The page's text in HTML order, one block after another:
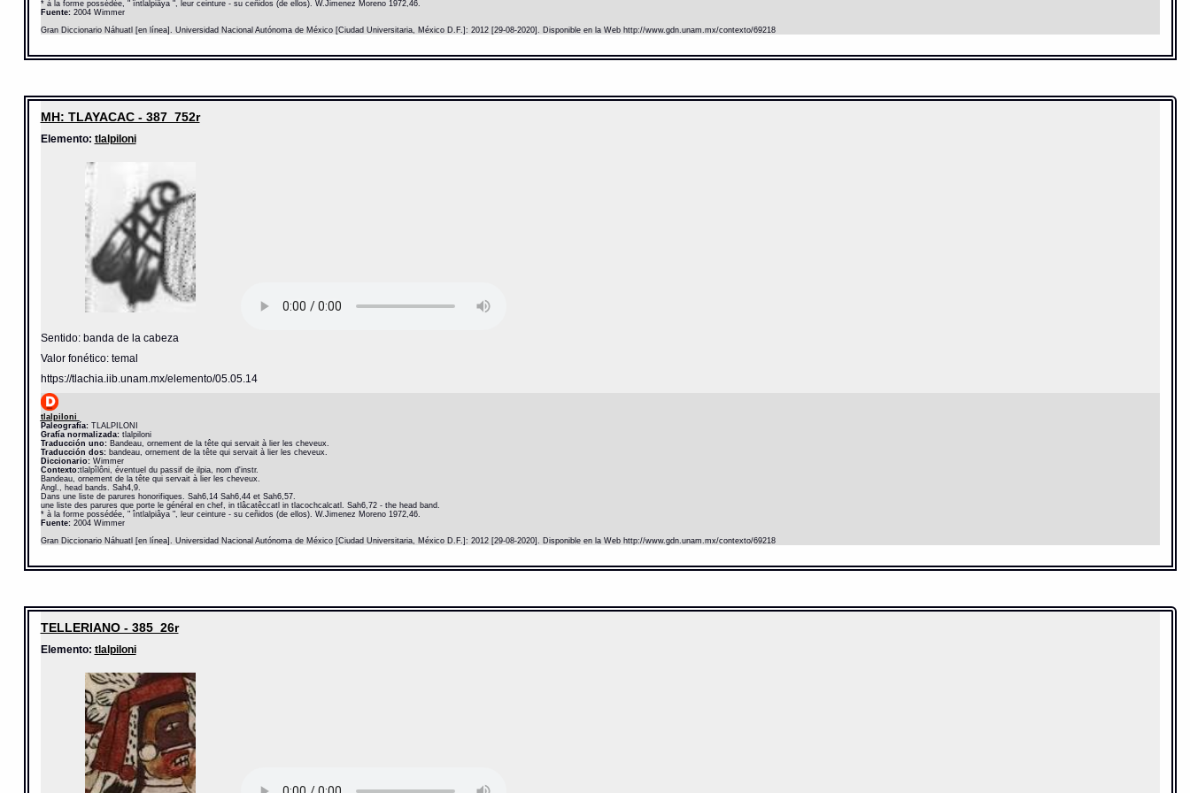
* à la forme possédée, " întlalpiâya ", leur ceinture - su ceñidos (de ellos). W.Jimenez Moreno 1972,46.
Fuente:2004 Wimmer
Gran Diccionario Náhuatl [en línea]. Universidad Nacional Autónoma de México [Ciudad Universitaria, México D.F.]: 2012 [29-08-2020]. Disponible en la Web http://www.gdn.unam.mx/contexto/69218
MH: TLAYACAC - 387_752r
Elemento: tlalpiloni
Sentido: banda de la cabeza
Valor fonético: temal
https://tlachia.iib.unam.mx/elemento/05.05.14
tlalpiloni
Paleografía:TLALPILONI
Grafía normalizada:tlalpiloni
Traducción uno:Bandeau, ornement de la tête qui servait à lier les cheveux.
Traducción dos:bandeau, ornement de la tête qui servait à lier les cheveux.
Diccionario: Wimmer
Contexto:tlalpîlôni, éventuel du passif de ilpia, nom d'instr.
Bandeau, ornement de la tête qui servait à lier les cheveux.
Angl., head bands. Sah4,9.
Dans une liste de parures honorifiques. Sah6,14 Sah6,44 et Sah6,57.
une liste des parures que porte le général en chef, in tlâcatêccatl in tlacochcalcatl. Sah6,72 - the head band.
* à la forme possédée, " întlalpiâya ", leur ceinture - su ceñidos (de ellos). W.Jimenez Moreno 1972,46.
Fuente:2004 Wimmer
Gran Diccionario Náhuatl [en línea]. Universidad Nacional Autónoma de México [Ciudad Universitaria, México D.F.]: 2012 [29-08-2020]. Disponible en la Web http://www.gdn.unam.mx/contexto/69218
TELLERIANO - 385_26r
Elemento: tlalpiloni